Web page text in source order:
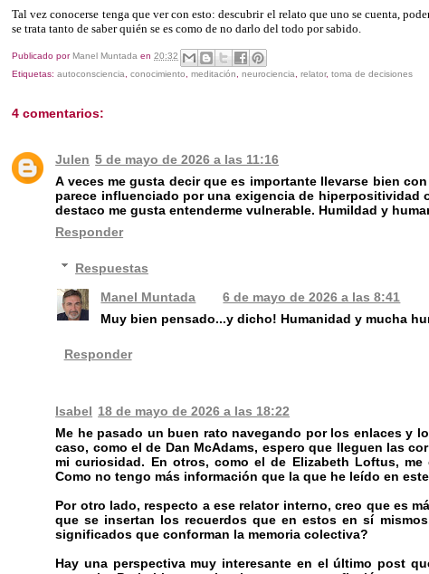
Tal vez conocerse tenga que ver con esto: descubrir el relato que uno se cuenta,
se trata tanto de saber quién se es como de no darlo del todo por sabido.
Publicado por Manel Muntada en20:32
Etiquetas:autoconsciencia ,conocimiento ,meditación ,neurociencia ,relator,toma de decisiones
4 comentarios:
Julen 5 de mayo de 2026 a las 11:16
A veces me gusta decir que es importante llevarse bien
parece influenciado por una exigencia de hiperpositividad
destaco me gusta entenderme vulnerable. Humildad y
Responder
Respuestas
Manel Muntada
6 de mayo de 2026 a las 8:41
Muy bien pensado...y dicho! Humanidad y mucha
Responder
Isabel 18 de mayo de 2026 a las 18:22
Me he pasado un buen rato navegando por los enlaces y
caso, como el de Dan McAdams, espero que lleguen las
mi curiosidad. En otros, como el de Elizabeth Loftus,
Como no tengo más información que la que he leído en
Por otro lado, respecto a ese relator interno, creo que es
que se insertan los recuerdos que en estos en sí
significados que conforman la memoria colectiva?
Hay una perspectiva muy interesante en el último post